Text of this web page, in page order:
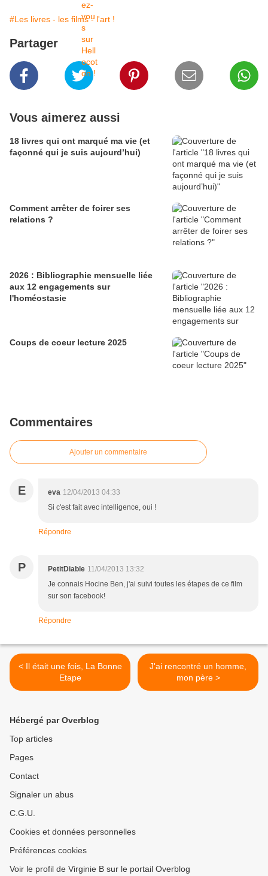
#Les livres - les films - l'art !
Partager
Vous aimerez aussi
18 livres qui ont marqué ma vie (et
façonné qui je suis aujourd’hui)
Comment arrêter de foirer ses
relations ?
2026 : Bibliographie mensuelle liée
aux 12 engagements sur
l'homéostasie
Coups de coeur lecture 2025
Commentaires
Ajouter un commentaire
E eva 12/04/2013 04:33
Si c'est fait avec intelligence, oui !
Répondre
P PetitDiable 11/04/2013 13:32
Je connais Hocine Ben, j'ai suivi toutes les étapes de ce film
sur son facebook!
Répondre
< Il était une fois, La Bonne
Etape
J'ai rencontré un homme,
mon père >
Hébergé par Overblog
Top articles
Pages
Contact
Signaler un abus
C.G.U.
Cookies et données personnelles
Préférences cookies
Voir le profil de Virginie B sur le portail Overblog